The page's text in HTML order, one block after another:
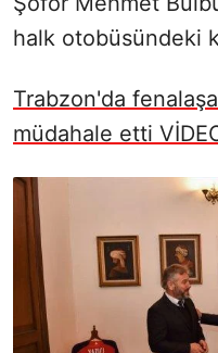
halk otobüsündeki
Trabzon'da
müdahale etti